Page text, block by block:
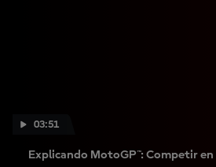
03:51
Explicando MotoGP™: Competir en